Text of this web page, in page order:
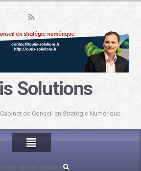
Solutions
de Conseil en Stratégie Numérique